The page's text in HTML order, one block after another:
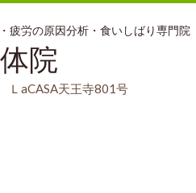
疲労の原因分析・食いしばり専門院
院
aCASA天王寺801号